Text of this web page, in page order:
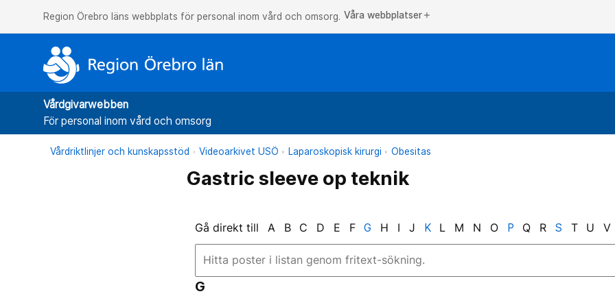
Region Örebro läns webbplats för personal inom vård och omsorg. Våra webbplatser add
Vårdgivarwebben
För personal inom vård och omsorg
Vårdriktlinjer och kunskapsstöd Videoarkivet USÖ Laparoskopisk kirurgi Obesitas
Gastric sleeve op teknik
Gå direkt till A B C D E F G H I J K L M N O P Q R S T U V
G